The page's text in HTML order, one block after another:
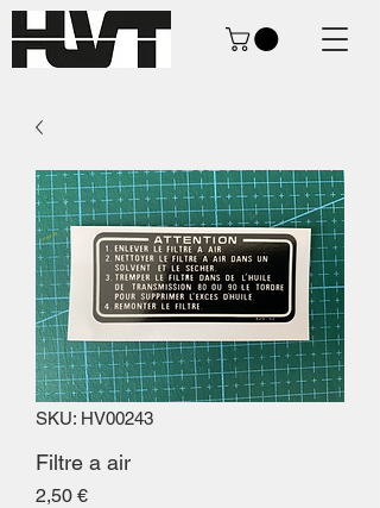
SKU: HV00243
Filtre a air
2,50 €Prezzo